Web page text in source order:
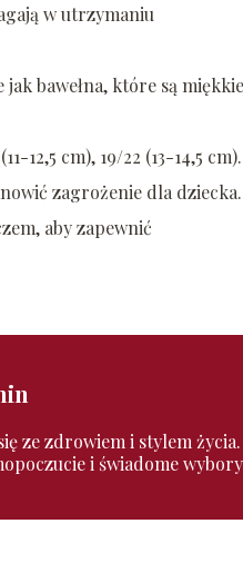
w utrzymaniu
bawełna, które są
12,5 cm), 19/22 (13-14,5 cm).
zagrożenie dla dziecka.
aby zapewnić
ze zdrowiem i stylem
i świadome